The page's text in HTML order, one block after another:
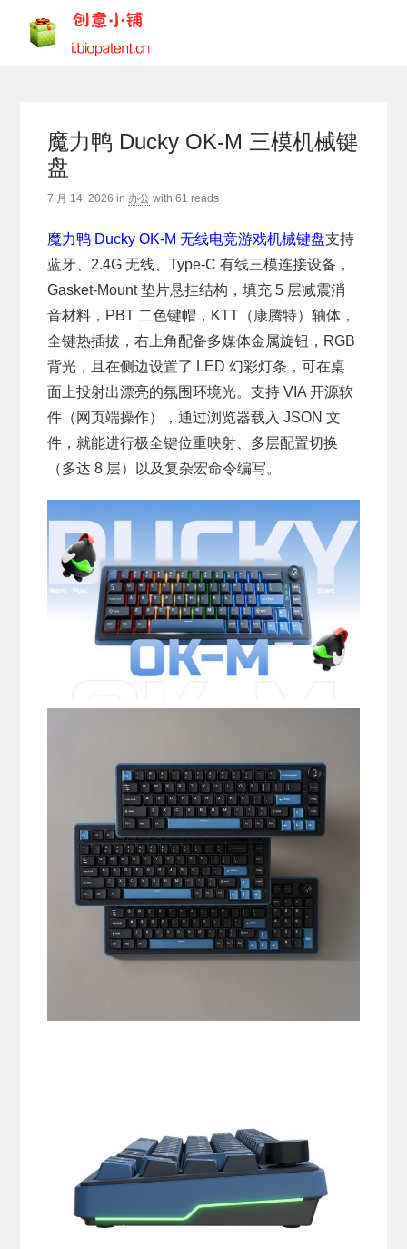
魔力鸭 Ducky OK-M 三模机械键
盘
7 月 14, 2026 in 办公 with61 reads
魔力鸭 Ducky OK-M 无线电竞游戏机械键盘支持
蓝牙、2.4G 无线、Type-C 有线三模连接设备，
Gasket-Mount 垫片悬挂结构，填充 5 层减震消
音材料，PBT 二色键帽，KTT（康腾特）轴体，
全键热插拔，右上角配备多媒体金属旋钮，RGB
背光，且在侧边设置了 LED 幻彩灯条，可在桌
面上投射出漂亮的氛围环境光。支持 VIA 开源软
件（网页端操作），通过浏览器载入 JSON 文
件，就能进行极全键位重映射、多层配置切换
（多达 8 层）以及复杂宏命令编写。